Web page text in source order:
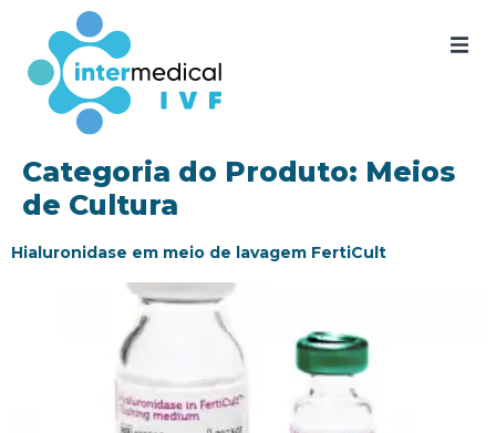
Home
Nossos produtos
SAC
Documentos
Categoria do Produto: Meios
de Cultura
Hialuronidase em meio de lavagem FertiCult